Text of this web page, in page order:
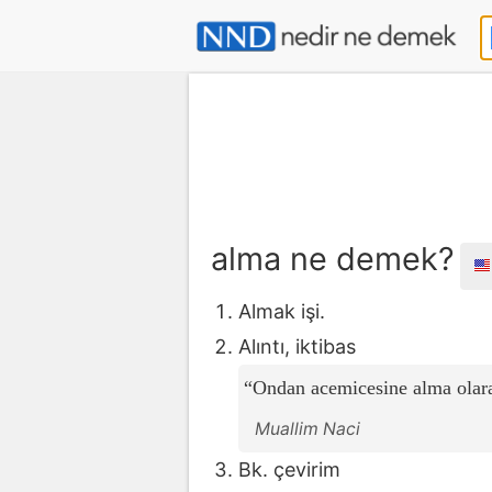
alma ne demek?
Almak işi.
Alıntı, iktibas
Ondan acemicesine alma
Muallim Naci
Bk. çevirim